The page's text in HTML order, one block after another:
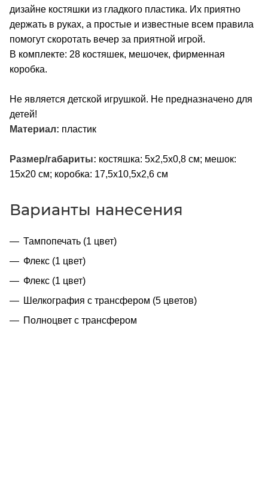
дизайне костяшки из гладкого пластика. Их приятно
держать в руках, а простые и известные всем правила
помогут скоротать вечер за приятной игрой.
В комплекте: 28 костяшек, мешочек, фирменная
коробка.
Не является детской игрушкой. Не предназначено для
детей!
Материал: пластик
Размер/габариты: костяшка: 5х2,5х0,8 см; мешок:
15х20 см; коробка: 17,5х10,5х2,6 см
Варианты нанесения
Тампопечать (1 цвет)
Флекс (1 цвет)
Флекс (1 цвет)
Шелкография с трансфером (5 цветов)
Полноцвет с трансфером